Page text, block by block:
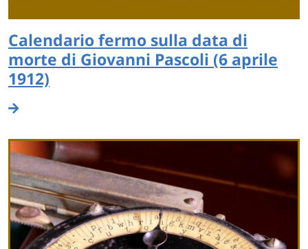
Calendario fermo sulla data di
morte di Giovanni Pascoli (6 aprile
1912)